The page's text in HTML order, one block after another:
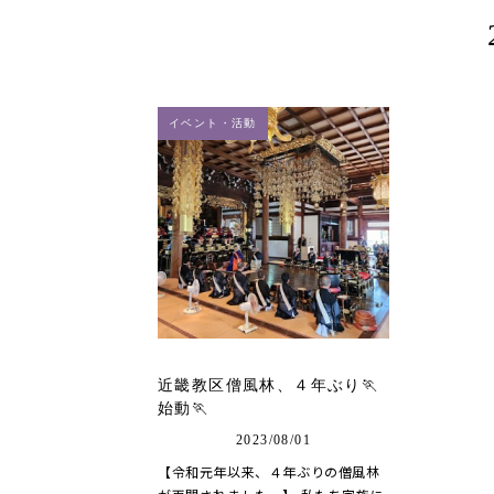
イベント・活動
近畿教区僧風林、４年ぶり🏃
始動🏃
2023/08/01
【令和元年以来、４年ぶりの僧風林